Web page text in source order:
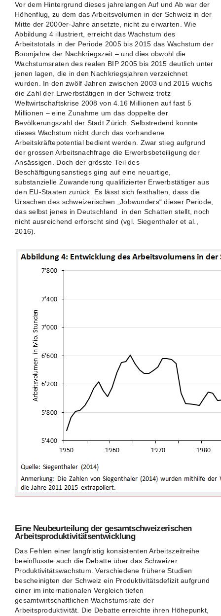
Vor dem Hintergrund dieses jahrelangen Auf und Ab war der
Höhenflug, zu dem das Arbeitsvolumen in der Schweiz in der
Mitte der 2000er-Jahre ansetzte, nicht zu erwarten. Wie
Abbildung 4 illustriert, erreicht das Wachstum des
Arbeitstotals in der Periode 2005 bis 2015 das Wachstum der
Boomjahre der Nachkriegszeit – und dies obwohl die
Wachstumsraten des realen BIP 2005 bis 2015 deutlich unter
jenen lagen, die in den Nachkriegsjahren verzeichnet
wurden. In den zwölf Jahren zwischen 2003 und 2015 wuchs
die Zahl der Erwerbstätigen in der Schweiz trotz
Weltwirtschaftskrise 2008 von 4.16 Millionen auf fast 5
Millionen – eine Zunahme um das doppelte der
Bevölkerungszahl der Stadt Zürich. Selbstredend konnte
dieses Wachstum nicht durch das vorhandene
Arbeitskräftepotential bedient werden. Zwar stieg aufgrund
der grossen Arbeitsnachfrage die Erwerbsbeteiligung der
Ansässigen. Doch der grösste Teil des
Beschäftigungsanstiegs ging auf eine neuartige,
substanzielle Zuwanderung qualifizierter Erwerbstätiger aus
den EU-Staaten zurück. Es lässt sich festhalten, dass die
Ursachen des schweizerischen „Jobwunders“ dieser Periode,
das selbst jenes in Deutschland in den Schatten stellt, noch
nicht ausreichend erforscht sind (vgl. Siegenthaler et al.,
2016).
Eine Neubeurteilung der gesamtschweizerischen
Arbeitsproduktivitätsentwicklung
Das Fehlen einer langfristig konsistenten Arbeitszeitreihe
beeinflusste auch die Debatte über das Schweizer
Produktivitätswachstum. Verschiedene frühere Studien
bescheinigten der Schweiz ein Produktivitätsdefizit aufgrund
einer im internationalen Vergleich tiefen
gesamtwirtschaftlichen Wachstumsrate der
Arbeitsproduktivität. Die Debatte erreichte ihren Höhepunkt,